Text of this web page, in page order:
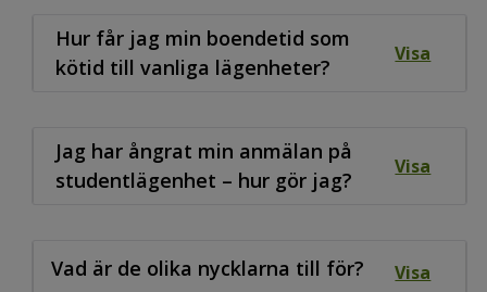
Hur får jag min boendetid som
kötid till vanliga lägenheter?
Visa
Jag har ångrat min anmälan på
studentlägenhet – hur gör jag?
Visa
Vad är de olika nycklarna till för? Visa